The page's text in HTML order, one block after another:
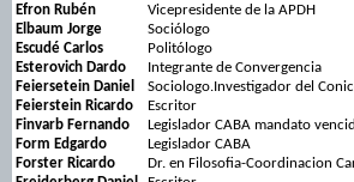
Efron Rubén
Vicepresidente de la APDH
Elbaum Jorge
Sociólogo
Escudé Carlos
Politólogo
Esterovich Dardo
Integrante de Convergencia
Feiersetein Daniel
Sociologo.Investigador del
Feierstein Ricardo
Escritor
Finvarb Fernando
Legislador CABA mandato
Form Edgardo
Legislador CABA
Forster Ricardo
Dr. en Filosofia-Coordinacion